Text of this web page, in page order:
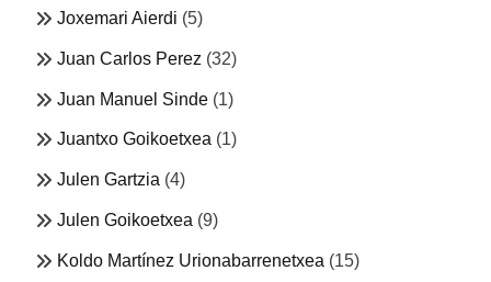
Joxemari Aierdi (5)
Juan Carlos Perez (32)
Juan Manuel Sinde (1)
Juantxo Goikoetxea (1)
Julen Gartzia (4)
Julen Goikoetxea (9)
Koldo Martínez Urionabarrenetxea (15)